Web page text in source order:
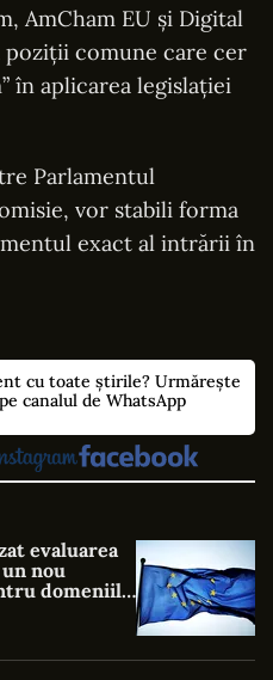
AmCham EU și Digital
poziții comune care cer
în aplicarea legislației
Parlamentul
vor stabili forma
exact al intrării în
cu toate știrile? Urmărește
canalul de WhatsApp
evaluarea
nou
domeniile